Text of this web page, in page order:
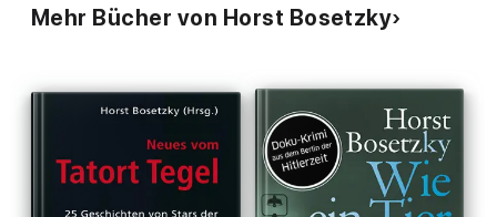
Bosetzky markieren. In diesen Doku-Krimis verwebt der
bekannte Kriminalschriftsteller gekonnt Fakten und Fiktion zu
Mehr Bücher von Horst Bosetzky